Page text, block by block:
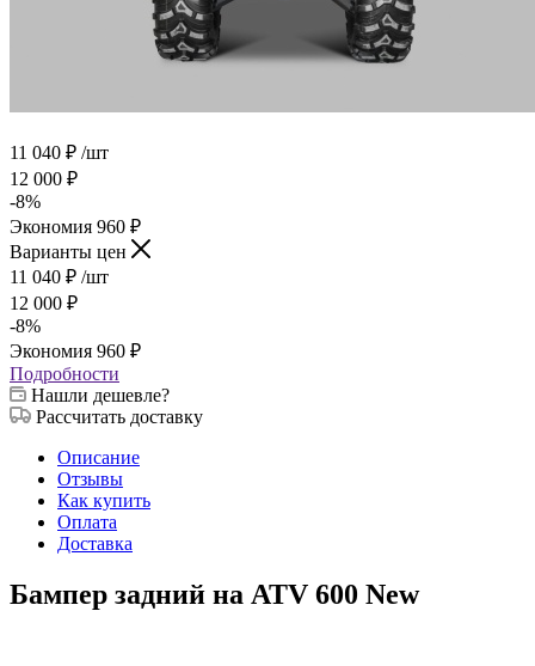
11 040 ₽ /шт
12 000 ₽
-8%
Экономия 960 ₽
Варианты цен
11 040 ₽ /шт
12 000 ₽
-8%
Экономия 960 ₽
Подробности
Нашли дешевле?
Рассчитать доставку
Описание
Отзывы
Как купить
Оплата
Доставка
Бампер задний на ATV 600 New